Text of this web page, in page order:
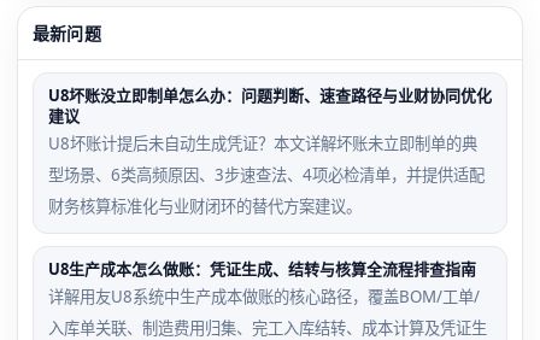
最新问题
U8坏账没立即制单怎么办：问题判断、速查路径与业财协同优化
建议
U8坏账计提后未自动生成凭证？本文详解坏账未立即制单的典
型场景、6类高频原因、3步速查法、4项必检清单，并提供适配
财务核算标准化与业财闭环的替代方案建议。
U8生产成本怎么做账：凭证生成、结转与核算全流程排查指南
详解用友U8系统中生产成本做账的核心路径，覆盖BOM/工单/
入库单关联、制造费用归集、完工入库结转、成本计算及凭证生